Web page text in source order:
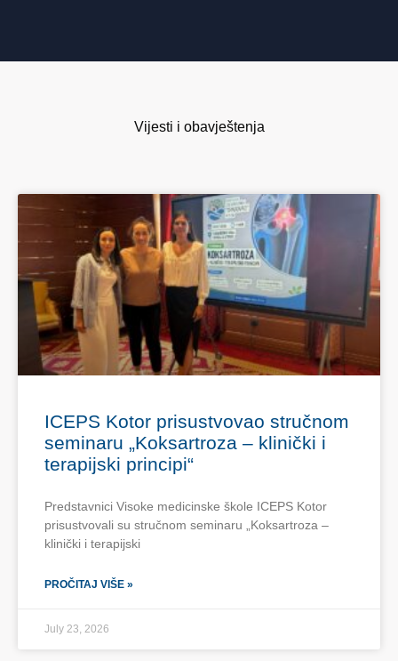
Vijesti i obavještenja
ICEPS Kotor prisustvovao stručnom
seminaru „Koksartroza – klinički i
terapijski principi“
Predstavnici Visoke medicinske škole ICEPS Kotor
prisustvovali su stručnom seminaru „Koksartroza –
klinički i terapijski
PROČITAJ VIŠE »
July 23, 2026